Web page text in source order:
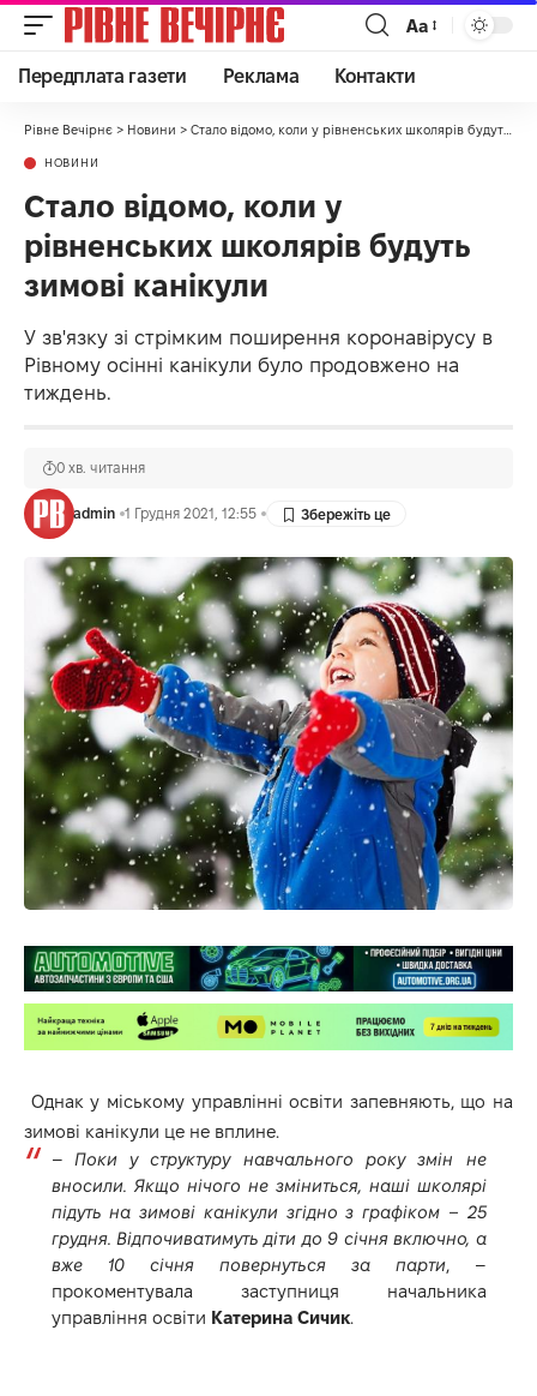
Аа
Передплата газети Реклама Контакти
Рівне Вечірнє > Новини > Стало відомо, коли у рівненських школярів будуть зимові канікули
НОВИНИ
Стало відомо, коли у
рівненських школярів будуть
зимові канікули
У зв'язку зі стрімким поширення коронавірусу в
Рівному осінні канікули було продовжено на
тиждень.
admin 1 Грудня 2021, 12:55
0 хв. читання
Однак у міському управлінні освіти запевняють, що на
зимові канікули це не вплине.
– Поки у структуру навчального року змін не
вносили. Якщо нічого не зміниться, наші школярі
підуть на зимові канікули згідно з графіком – 25
грудня. Відпочиватимуть діти до 9 січня включно, а
вже 10 січня повернуться за парти, –
прокоментувала заступниця начальника
управління освіти Катерина Сичик.